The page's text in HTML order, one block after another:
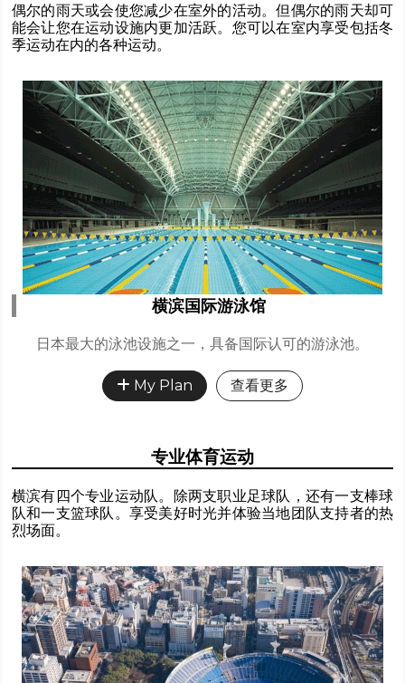
偶尔的雨天或会使您减少在室外的活动。但偶尔的雨天却可
能会让您在运动设施内更加活跃。您可以在室内享受包括冬
季运动在内的各种运动。
横滨国际游泳馆
日本最大的泳池设施之一，具备国际认可的游泳池。
My Plan 查看更多
专业体育运动
横滨有四个专业运动队。除两支职业足球队，还有一支棒球
队和一支篮球队。享受美好时光并体验当地团队支持者的热
烈场面。